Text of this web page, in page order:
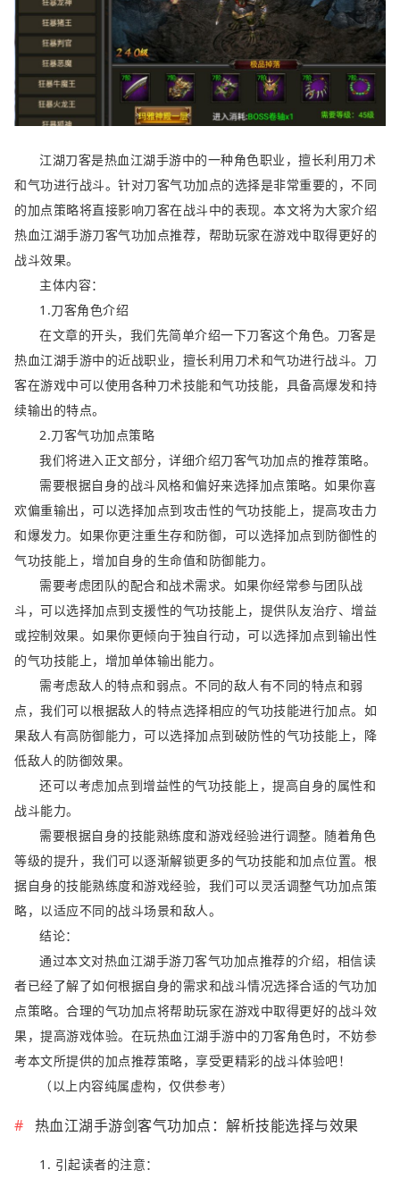
江湖刀客是热血江湖手游中的一种角色职业，擅长利用刀术
和气功进行战斗。针对刀客气功加点的选择是非常重要的，不同
的加点策略将直接影响刀客在战斗中的表现。本文将为大家介绍
热血江湖手游刀客气功加点推荐，帮助玩家在游戏中取得更好的
战斗效果。
主体内容：
1.刀客角色介绍
在文章的开头，我们先简单介绍一下刀客这个角色。刀客是
热血江湖手游中的近战职业，擅长利用刀术和气功进行战斗。刀
客在游戏中可以使用各种刀术技能和气功技能，具备高爆发和持
续输出的特点。
2.刀客气功加点策略
我们将进入正文部分，详细介绍刀客气功加点的推荐策略。
需要根据自身的战斗风格和偏好来选择加点策略。如果你喜
欢偏重输出，可以选择加点到攻击性的气功技能上，提高攻击力
和爆发力。如果你更注重生存和防御，可以选择加点到防御性的
气功技能上，增加自身的生命值和防御能力。
需要考虑团队的配合和战术需求。如果你经常参与团队战
斗，可以选择加点到支援性的气功技能上，提供队友治疗、增益
或控制效果。如果你更倾向于独自行动，可以选择加点到输出性
的气功技能上，增加单体输出能力。
需考虑敌人的特点和弱点。不同的敌人有不同的特点和弱
点，我们可以根据敌人的特点选择相应的气功技能进行加点。如
果敌人有高防御能力，可以选择加点到破防性的气功技能上，降
低敌人的防御效果。
还可以考虑加点到增益性的气功技能上，提高自身的属性和
战斗能力。
需要根据自身的技能熟练度和游戏经验进行调整。随着角色
等级的提升，我们可以逐渐解锁更多的气功技能和加点位置。根
据自身的技能熟练度和游戏经验，我们可以灵活调整气功加点策
略，以适应不同的战斗场景和敌人。
结论：
通过本文对热血江湖手游刀客气功加点推荐的介绍，相信读
者已经了解了如何根据自身的需求和战斗情况选择合适的气功加
点策略。合理的气功加点将帮助玩家在游戏中取得更好的战斗效
果，提高游戏体验。在玩热血江湖手游中的刀客角色时，不妨参
考本文所提供的加点推荐策略，享受更精彩的战斗体验吧！
（以上内容纯属虚构，仅供参考）
热血江湖手游剑客气功加点：解析技能选择与效果
1. 引起读者的注意：